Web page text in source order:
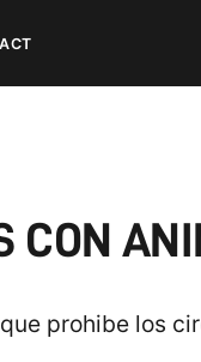
CON
prohibe los